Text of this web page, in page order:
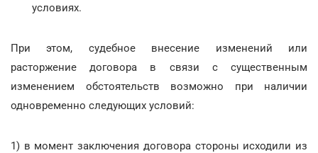
условиях.
При этом, судебное внесение изменений или
расторжение договора в связи с существенным
изменением обстоятельств возможно при наличии
одновременно следующих условий:
1) в момент заключения договора стороны исходили из